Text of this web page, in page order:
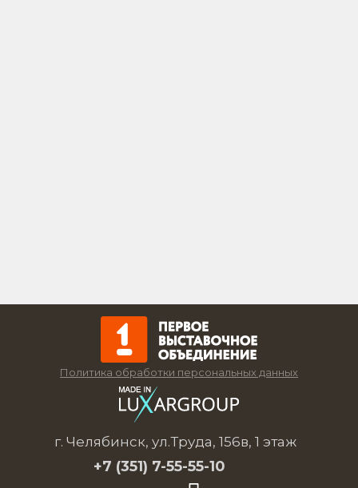
Политика обработки персональных данных
г. Челябинск, ул.Труда, 156в, 1 этаж
+7 (351) 7-55-55-10